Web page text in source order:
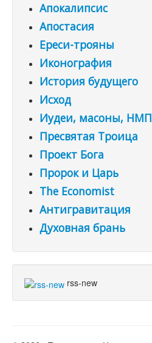
Апокалипсис
Апостасия
Ереси-трояны
Иконография
История будущего
Исход
Иудеи, масоны, НМП
Пресвятая Троица
Проект Бога
Пророк и Царь
The Economist
Антигравитация
Духовная брань
rss-new